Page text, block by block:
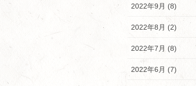
2022年9月 (8)
2022年8月 (2)
2022年7月 (8)
2022年6月 (7)